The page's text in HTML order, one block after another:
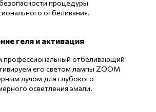
процедуры
отбеливания.
геля и активация
профессиональный отбеливающий
его светом лампы ZOOM
лучом для глубокого
осветления эмали.